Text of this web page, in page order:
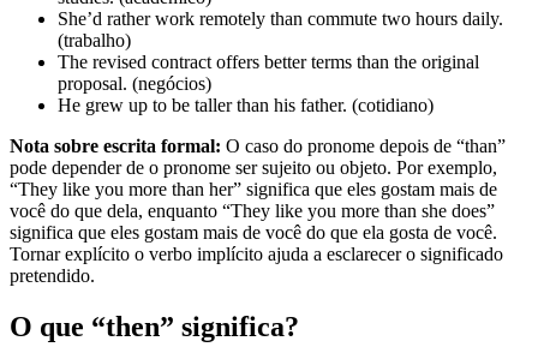
She’d rather work remotely than commute two hours daily.
(trabalho)
The revised contract offers better terms than the original
proposal. (negócios)
He grew up to be taller than his father. (cotidiano)
Nota sobre escrita formal: O caso do pronome depois de “than”
pode depender de o pronome ser sujeito ou objeto. Por exemplo,
“They like you more than her” significa que eles gostam mais de
você do que dela, enquanto “They like you more than she does”
significa que eles gostam mais de você do que ela gosta de você.
Tornar explícito o verbo implícito ajuda a esclarecer o significado
pretendido.
O que “then” significa?